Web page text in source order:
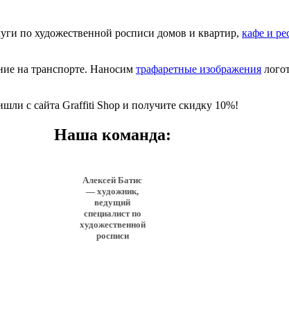
по художественной росписи домов и квартир, кафе и
на транспорте. Наносим трафаретные изображения
с сайта Graffiti Shop и получите скидку 10%!
Наша команда:
Алексей Батис
— художник,
ведущий
специалист по
художественной
росписи